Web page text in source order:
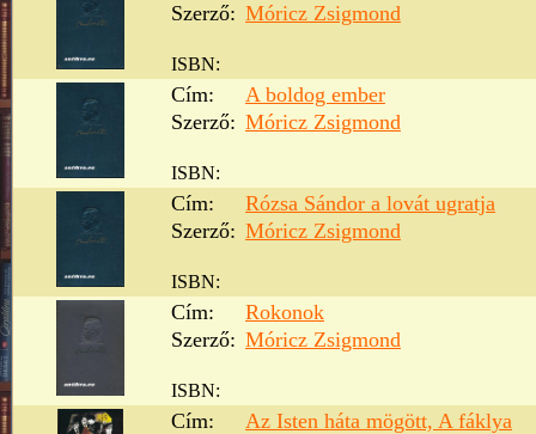
Szerző: Móricz Zsigmond
ISBN:
Cím:
A boldog ember
Szerző: Móricz Zsigmond
ISBN:
Cím:
Rózsa Sándor a lovát ugratja
Szerző: Móricz Zsigmond
ISBN:
Cím:
Rokonok
Szerző: Móricz Zsigmond
ISBN:
Cím:
Az Isten háta mögött, A fáklya